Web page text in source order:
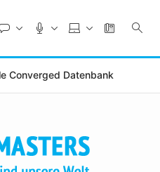
Converged Datenbank